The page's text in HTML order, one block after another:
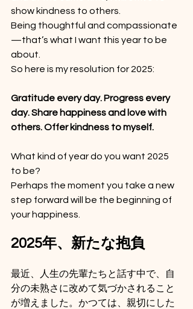
show kindness to others.
Being thoughtful and compassionate
—that’s what I want this year to be
about.
So here is my resolution for 2025:
Gratitude every day. Progress every
day. Share happiness and love with
others. Offer kindness to myself.
What kind of year do you want 2025
to be?
Perhaps the moment you take a new
step forward will be the beginning of
your happiness.
2025年、新たな抱負
最近、人生の先輩たちと話す中で、自
分の未熟さに改めて気づかされること
が増えました。かつては、親切にした